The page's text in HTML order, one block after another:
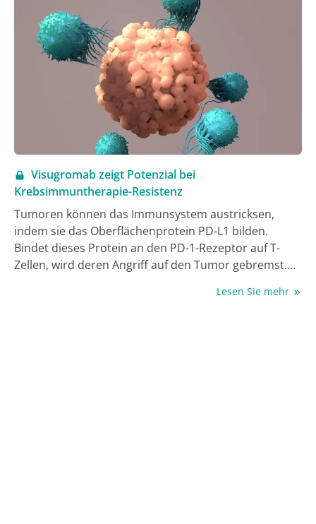
Visugromab zeigt Potenzial bei
Krebsimmuntherapie-Resistenz
Tumoren können das Immunsystem austricksen,
indem sie das Oberflächenprotein PD-L1 bilden.
Bindet dieses Protein an den PD-1-Rezeptor auf T-
Zellen, wird deren Angriff auf den Tumor gebremst.
reaktivieren so die körpereigene Krebsabwehr.
Lesen Sie mehr